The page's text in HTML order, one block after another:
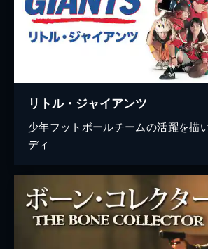
リトル・ジャイアンツ
少年フットボールチームの活躍を描
ディ